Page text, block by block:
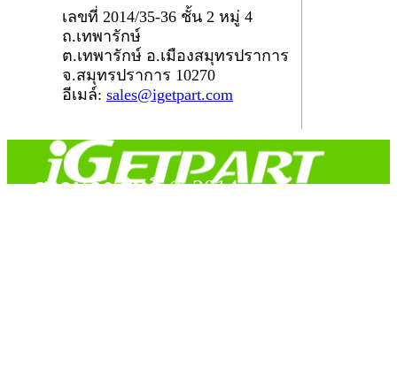
เลขที่ 2014/35-36 ชั้น 2 หมู่ 4
ถ.เทพารักษ์
ต.เทพารักษ์ อ.เมืองสมุทรปราการ
จ.สมุทรปราการ 10270
อีเมล์: sales@igetpart.com
สงวนลิขสิทธิ์ © 2014